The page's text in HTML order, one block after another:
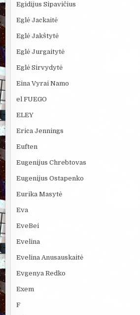
Egidijus Sipavičius
Eglė Jackaitė
Eglė Jakštytė
Eglė Jurgaitytė
Eglė Sirvydytė
Eina Vyrai Namo
el FUEGO
ELEY
Erica Jennings
Euften
Eugenijus Chrebtovas
Eugenijus Ostapenko
Eurika Masytė
Eva
EveBei
Evelina
Evelina Anusauskaitė
Evgenya Redko
Exem
F